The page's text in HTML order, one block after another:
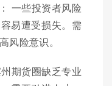
一些投资者风险
易遭受损失。需
风险意识。
期货圈缺乏专业